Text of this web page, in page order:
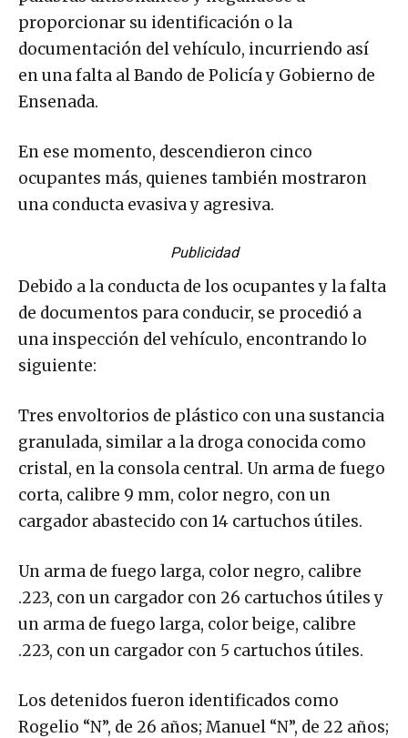
proporcionar su identificación o la
documentación del vehículo, incurriendo así
en una falta al Bando de Policía y Gobierno de
Ensenada.
En ese momento, descendieron cinco
ocupantes más, quienes también mostraron
una conducta evasiva y agresiva.
Publicidad
Debido a la conducta de los ocupantes y la falta
de documentos para conducir, se procedió a
una inspección del vehículo, encontrando lo
siguiente:
Tres envoltorios de plástico con una sustancia
granulada, similar a la droga conocida como
cristal, en la consola central. Un arma de fuego
corta, calibre 9 mm, color negro, con un
cargador abastecido con 14 cartuchos útiles.
Un arma de fuego larga, color negro, calibre
.223, con un cargador con 26 cartuchos útiles y
un arma de fuego larga, color beige, calibre
.223, con un cargador con 5 cartuchos útiles.
Los detenidos fueron identificados como
Rogelio “N”, de 26 años; Manuel “N”, de 22 años;